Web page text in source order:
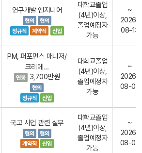
연구개발 엔지니어
대학교졸업
(4년)이상,
졸업예정자
가능
~
2026-
08-13
PM, 퍼포먼스 매니저/
크리에…
3,700만원
대학교졸업
(4년)이상,
졸업예정자
가능
~
2026-
08-09
국고 사업 관련 실무
대학교졸업
(4년)이상,
졸업예정자
가능
~
2026-
08-09